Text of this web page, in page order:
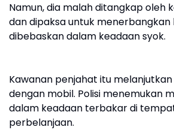
Namun, dia malah ditangkap oleh
dan dipaksa untuk menerbangkan
dibebaskan dalam keadaan syok.
Kawanan penjahat itu
dengan mobil. Polisi menemukan
dalam keadaan terbakar di
perbelanjaan.